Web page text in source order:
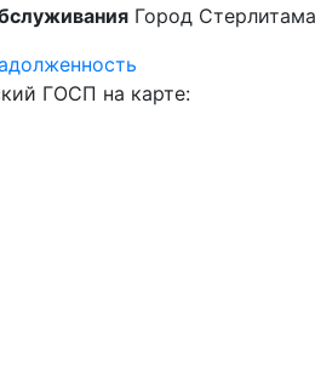
Город
ГОСП на карте: